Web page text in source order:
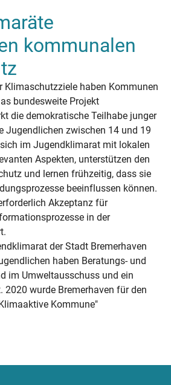
kommunalen
Klimaschutzziele haben Kommunen
bundesweite Projekt
die demokratische Teilhabe junger
Jugendlichen zwischen 14 und 19
im Jugendklimarat mit lokalen
Aspekten, unterstützen den
und lernen frühzeitig, dass sie
beeinflussen können.
Akzeptanz für
in der
der Stadt Bremerhaven
haben Beratungs- und
im Umweltausschuss und ein
2020 wurde Bremerhaven für den
Kommune"